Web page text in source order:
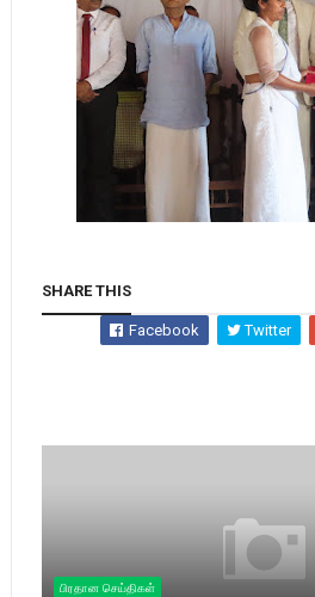
SHARE THIS
Facebook Twitter
பிரதான செய்திகள்